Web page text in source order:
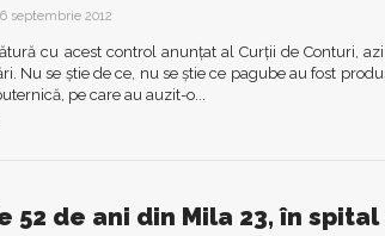
6 septembrie 2012
cu acest control anunţat al Curţii de Conturi,
Nu se ştie de ce, nu se ştie ce pagube au fost
pe care au auzit-o...
52 de ani din Mila 23, în